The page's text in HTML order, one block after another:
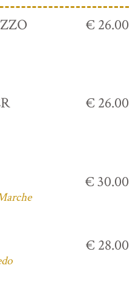
€ 26.00
€ 26.00
€ 30.00
€ 28.00